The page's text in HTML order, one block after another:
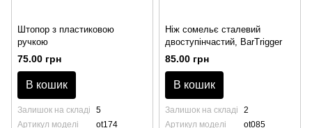
Штопор з пластиковою
ручкою
75.00 грн
В кошик
Залишок на складі
5
Артикул моделі
ot174
Ніж сомельє сталевий
двоступінчастий, BarTrigger
85.00 грн
В кошик
Залишок на складі
2
Артикул моделі
ot085